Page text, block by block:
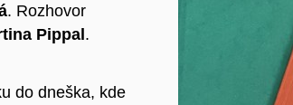
. Rozhovor
Pippal.
do dneška, kde